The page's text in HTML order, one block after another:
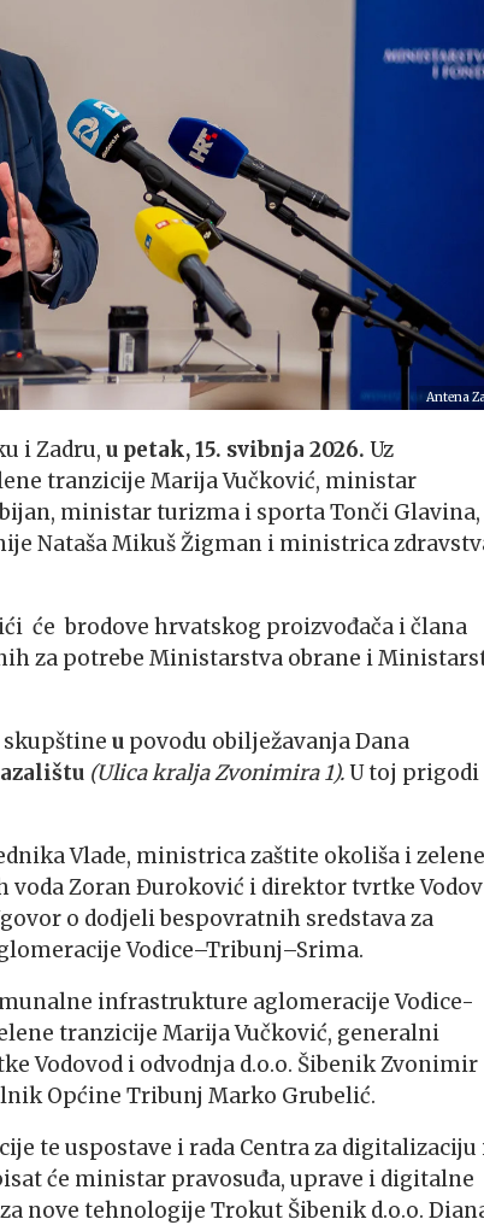
Antena
i Zadru, u petak, 15. svibnja 2026. Uz
tranzicije Marija Vučković, ministar
ministar turizma i sporta Tonči Glavina,
Nataša Mikuš Žigman i ministrica
će brodove hrvatskog proizvođača i člana
za potrebe Ministarstva obrane i
skupštine u povodu obilježavanja Dana
(Ulica kralja Zvonimira 1).U toj prigodi
Vlade, ministrica zaštite okoliša i zelene
Zoran Đuroković i direktor tvrtke
o dodjeli bespovratnih sredstava za
Vodice–Tribunj–Srima.
infrastrukture aglomeracije Vodice-
tranzicije Marija Vučković, generalni
Vodovod i odvodnja d.o.o. Šibenik Zvonimir
Općine Tribunj Marko Grubelić.
te uspostave i rada Centra za digitalizaciju
će ministar pravosuđa, uprave i digitalne
nove tehnologije Trokut Šibenik d.o.o.